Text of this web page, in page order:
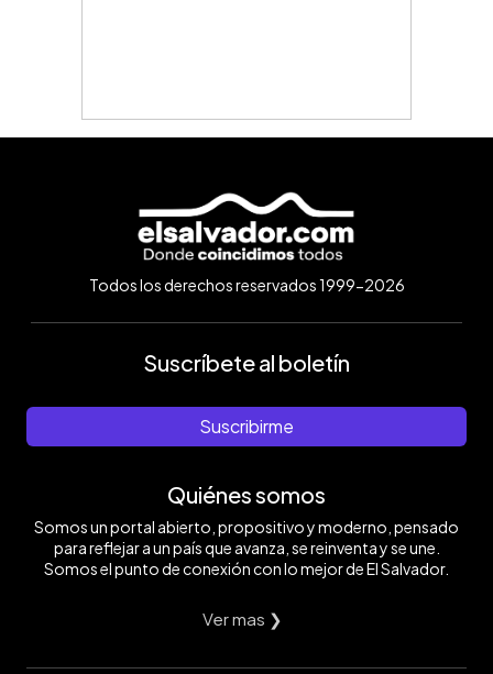
Todos los derechos reservados 1999-2026
Suscríbete al boletín
Suscribirme
Quiénes somos
Somos un portal abierto, propositivo y moderno, pensado
para reflejar a un país que avanza, se reinventa y se une.
Somos el punto de conexión con lo mejor de El Salvador.
Ver mas ❯